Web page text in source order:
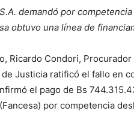
demandó por
obtuvo una línea de
Ricardo Condori,
Justicia ratificó el fallo en
el pago de Bs
por competencia